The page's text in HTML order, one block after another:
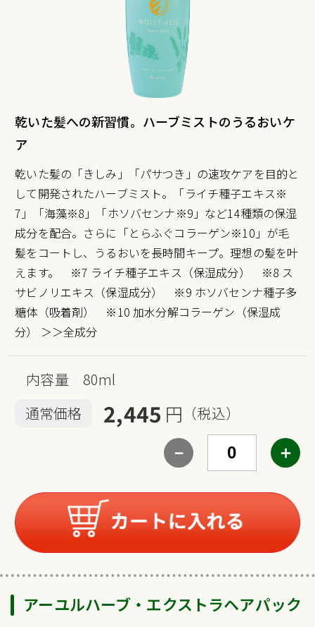
乾いた髪への新習慣。ハーブミストのうるおいケ
ア
乾いた髪の「きしみ」「パサつき」の速攻ケアを目的と
して開発されたハーブミスト。「ライチ種子エキス※
7」「海藻※8」「ホソバセンナ※9」など14種類の保湿
成分を配合。さらに「とらふぐコラーゲン※10」が毛
髪をコートし、うるおいを長時間キープ。理想の髪を叶
えます。 ※7 ライチ種子エキス（保湿成分） ※8 ス
サビノリエキス（保湿成分） ※9 ホソバセンナ種子多
糖体（吸着剤） ※10 加水分解コラーゲン（保湿成
分） ＞＞全成分
内容量 80ml
通常価格
2,445 円 （税込）
－ ＋
アーユルハーブ・エクストラヘアパック